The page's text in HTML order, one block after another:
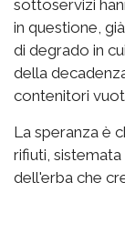
sottoservizi
in questione,
di degrado in
della
contenitori
La speranza è
rifiuti,
dell'erba che